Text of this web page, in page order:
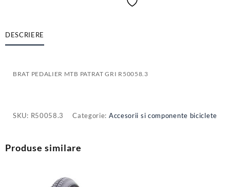
GRI
R50058.3
DESCRIERE
BRAT PEDALIER MTB PATRAT GRI R50058.3
SKU: R50058.3 Categorie: Accesorii si componente biciclete
Produse similare